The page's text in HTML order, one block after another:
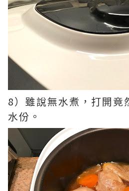
8）雖說無水煮，打開竟
水份。